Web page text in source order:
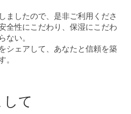
ましたので、是非ご利用くださ
全性にこだわり、保湿にこだわ
ない。
シェアして、あなたと信頼を築
て